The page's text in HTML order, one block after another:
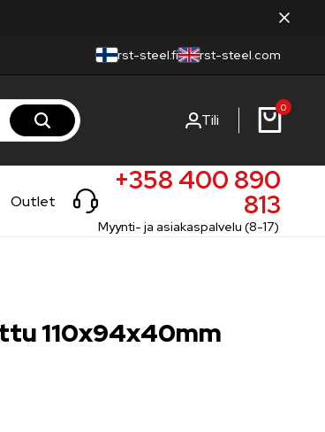
rst-steel.fi rst-steel.com
Tili
0
Outlet
+358 400 890
813
Myynti- ja asiakaspalvelu (8-17)
110x94x40mm